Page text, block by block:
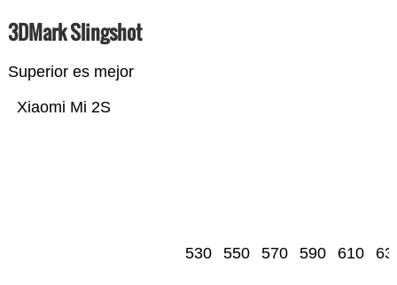
3DMark Slingshot
Superior es mejor
Xiaomi Mi 2S
530 550 570 590 610